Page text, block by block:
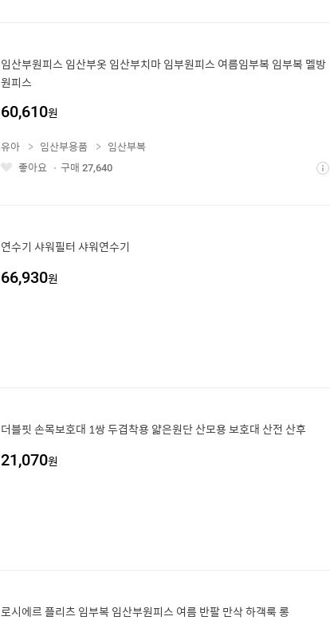
임산부원피스 임산부옷 임산부치마 임부원피스 여름임부복 임부복 멜방
원피스
60,610원
좋 상
유아 임산부용품
임산부복
좋아요
구매 27,640
연수기 샤워필터 샤워연수기
66,930원
더블핏 손목보호대 1쌍 두겹착용 얇은원단 산모용 보호대 산전 산후
21,070원
로시에르 플리츠 임부복 임산부원피스 여름 반팔 만삭 하객룩 롱